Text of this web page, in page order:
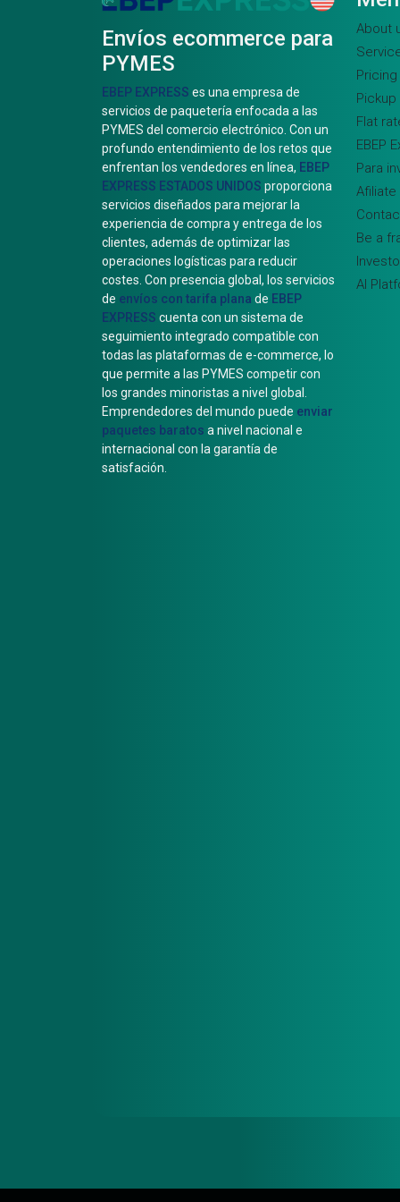
Envíos ecommerce para
PYMES
EBEP EXPRESS es una empresa de
servicios de paquetería enfocada a las
PYMES del comercio electrónico. Con un
profundo entendimiento de los retos que
enfrentan los vendedores en línea, EBEP
EXPRESS ESTADOS UNIDOS proporciona
servicios diseñados para mejorar la
experiencia de compra y entrega de los
clientes, además de optimizar las
operaciones logísticas para reducir
costes. Con presencia global, los servicios
de envíos con tarifa plana de EBEP
EXPRESS cuenta con un sistema de
seguimiento integrado compatible con
todas las plataformas de e-commerce, lo
que permite a las PYMES competir con
los grandes minoristas a nivel global.
Emprendedores del mundo puede enviar
paquetes baratos a nivel nacional e
internacional con la garantía de
satisfación.
About
Pricing
Flat
EBEP
Para
Be a
AI